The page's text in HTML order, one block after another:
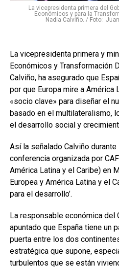
La vicepresidenta primera del
Económicos y para la
Nadia Calviño. / Foto:
La vicepresidenta primera y
Económicos y Transformación
Calviño, ha asegurado que
por que Europa mire a América
«socio clave» para diseñar el
basado en el multilateralismo,
el desarrollo social y
Así la señalado Calviño
conferencia organizada por
América Latina y el Caribe) en
Europea y América Latina y el
para el desarrollo’.
La responsable económica del
apuntado que España tiene un
puerta entre los dos
estratégica que supone,
turbulentos que se están